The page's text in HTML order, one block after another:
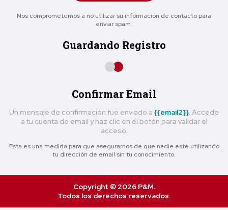
Nos comprometemos a no utilizar su información de contacto para
enviar spam.
Guardando Registro
Confirmar Email
Un mensaje de confirmación fue enviado a {{email2}}. Accede
a tu cuenta de email y haz clic en el botón para validar el
acceso.
Esta es una medida para que asegurarnos de que nadie esté utilizando
tu dirección de email sin tu conocimiento.
Copyright © 2026 P&M.
Todos los derechos reservados.